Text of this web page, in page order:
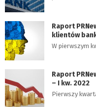
Raport
klientów
W pierwszym
Raport
– I kw. 2022
Pierwszy